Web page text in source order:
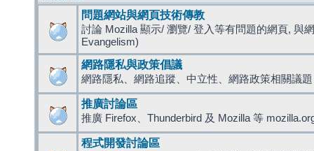
問題網站與網頁技術傳教
討論 Mozilla 顯示/ 瀏覽/ 登入等有問題的網頁, 與
Evangelism)
網路隱私與政策倡議
網路隱私、網路追蹤、中立性、網路政策相關議題
推廣討論區
推廣 Firefox、Thunderbird 及 Mozilla 等
程式開發討論區